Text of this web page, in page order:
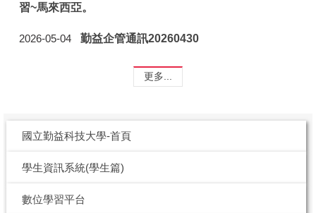
習~馬來西亞。
2026-05-04 勤益企管通訊20260430
更多...
國立勤益科技大學-首頁
學生資訊系統(學生篇)
數位學習平台